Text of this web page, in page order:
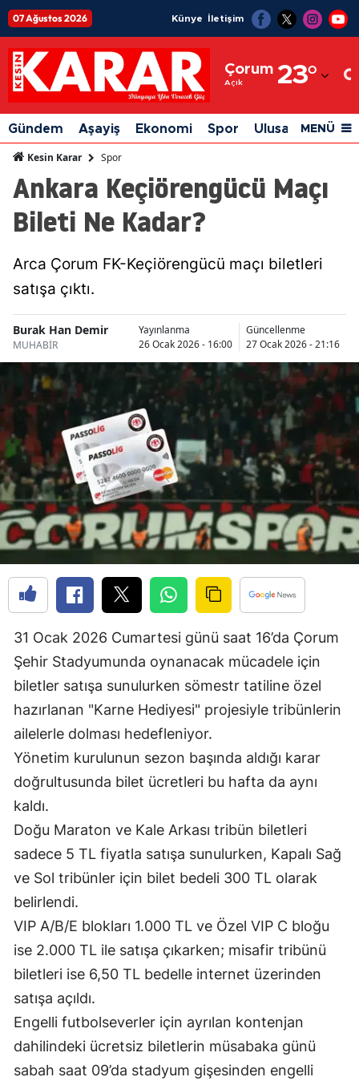
07 Ağustos 2026 Künye İletişim
Çorum
Açık 23°
Adıyaman
Afyonkarahisar
Ağrı
Amasya
Artvin
Aydın
Balıkesir
Bilecik
Bingöl
Bitlis
Bolu
Burdur
Bursa
Çanakkale
Çankırı
Çorum
Denizli
Diyarbakır
Elazığ
Erzurum
Eskişehir
Giresun
Gümüşhane
Hatay
Isparta
Gündem Aşayiş Ekonomi Spor Ulusal Siyaset
MENÜ
Kesin Karar Spor
Ankara Keçiörengücü Maçı
Bileti Ne Kadar?
Arca Çorum FK-Keçiörengücü maçı biletleri
satışa çıktı.
Burak Han Demir
MUHABİR
Yayınlanma
26 Ocak 2026 - 16:00
Güncellenme
27 Ocak 2026 - 21:16
31 Ocak 2026 Cumartesi günü saat 16’da Çorum
Şehir Stadyumunda oynanacak mücadele için
biletler satışa sunulurken sömestr tatiline özel
hazırlanan "Karne Hediyesi" projesiyle tribünlerin
ailelerle dolması hedefleniyor.
Yönetim kurulunun sezon başında aldığı karar
doğrultusunda bilet ücretleri bu hafta da aynı
kaldı.
Doğu Maraton ve Kale Arkası tribün biletleri
sadece 5 TL fiyatla satışa sunulurken, Kapalı Sağ
ve Sol tribünler için bilet bedeli 300 TL olarak
belirlendi.
VIP A/B/E blokları 1.000 TL ve Özel VIP C bloğu
ise 2.000 TL ile satışa çıkarken; misafir tribünü
biletleri ise 6,50 TL bedelle internet üzerinden
satışa açıldı.
Engelli futbolseverler için ayrılan kontenjan
dahilindeki ücretsiz biletlerin müsabaka günü
sabah saat 09’da stadyum gişesinden engelli